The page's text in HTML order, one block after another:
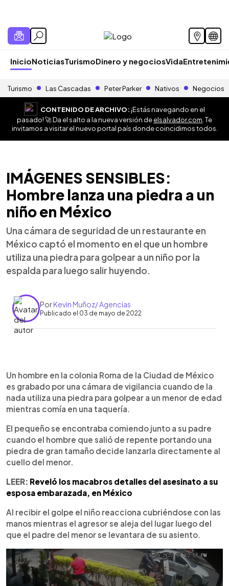
InicioNoticiasTurismoDinero y negociosVida
Turismo Las Cascadas Peter Parker Nativos Negocios
CONTENIDO DE ARCHIVO:¡Estás navegando en el
pasado! 🚀 Da el salto a la nueva versión deelsalvador.com . Te
invitamos a visitar el nuevo portal país donde coincidimos todos.
IMÁGENES SENSIBLES:
Hombre lanza una piedra a un
niño en México
Una cámara de seguridad de un restaurante en
México captó el momento en el que un hombre
utiliza una piedra para golpear a un niño por la
espalda para luego salir huyendo.
PorKevin Muñoz/ Agencias
Publicado el 03 de mayo de 2022
► Escuchar artículo
Un hombre en la colonia Roma de la Ciudad de México
es grabado por una cámara de vigilancia cuando de la
nada utiliza una piedra para golpear a un menor de edad
mientras comía en una taquería.
El pequeño se encontraba comiendo junto a su padre
cuando el hombre que salió de repente portando una
piedra de gran tamaño decide lanzarla directamente al
cuello del menor.
LEER: Reveló los macabros detalles del asesinato a su
esposa embarazada, en México
Al recibir el golpe el niño reacciona cubriéndose con las
manos mientras el agresor se aleja del lugar luego del
que el padre del menor se levantara de su asiento.